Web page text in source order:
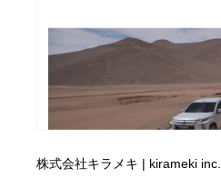
株式会社キラメキ | kirameki inc.